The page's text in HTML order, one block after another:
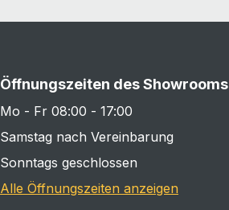
Öffnungszeiten des Showrooms
Mo - Fr 08:00 - 17:00
Samstag nach Vereinbarung
Sonntags geschlossen
Alle Öffnungszeiten anzeigen